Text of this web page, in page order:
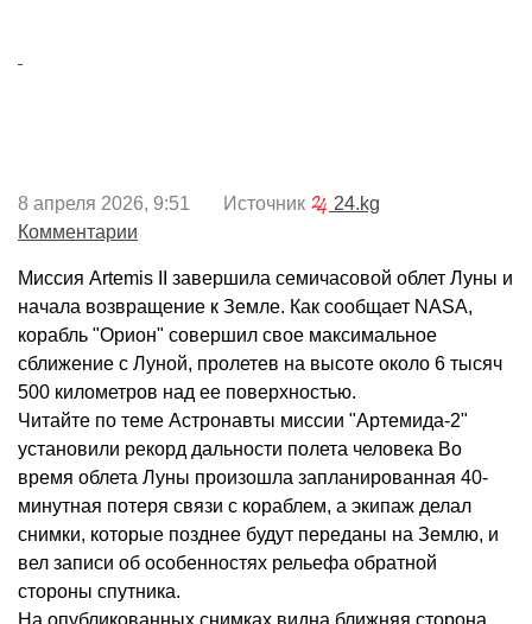
8 апреля 2026, 9:51 Источник
24.kg
Комментарии
Миссия Artemis II завершила семичасовой облет Луны и
начала возвращение к Земле. Как сообщает NASA,
корабль "Орион" совершил свое максимальное
сближение с Луной, пролетев на высоте около 6 тысяч
500 километров над ее поверхностью.
Читайте по теме Астронавты миссии "Артемида-2"
установили рекорд дальности полета человека Во
время облета Луны произошла запланированная 40-
минутная потеря связи с кораблем, а экипаж делал
снимки, которые позднее будут переданы на Землю, и
вел записи об особенностях рельефа обратной
стороны спутника.